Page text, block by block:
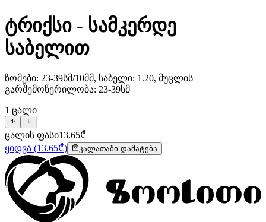
ტრიქსი - სამკერდე
საბელით
ზომები: 23-39სმ/10მმ, საბელი: 1.20, მუცლის
გარშემოწერილობა: 23-39სმ
1 ცალი
ცალის ფასი13.65₾
ყიდვა (13.65₾) კალათაში დამატება